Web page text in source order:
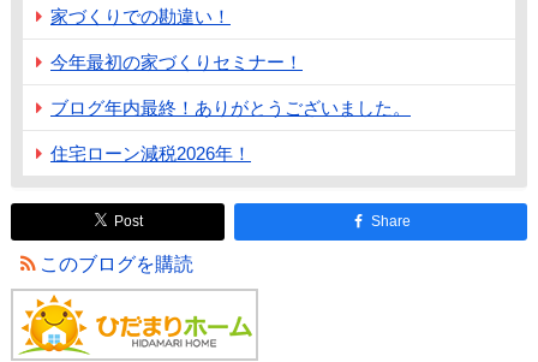
家づくりでの勘違い！
今年最初の家づくりセミナー！
ブログ年内最終！ありがとうございました。
住宅ローン減税2026年！
Post Share
このブログを購読